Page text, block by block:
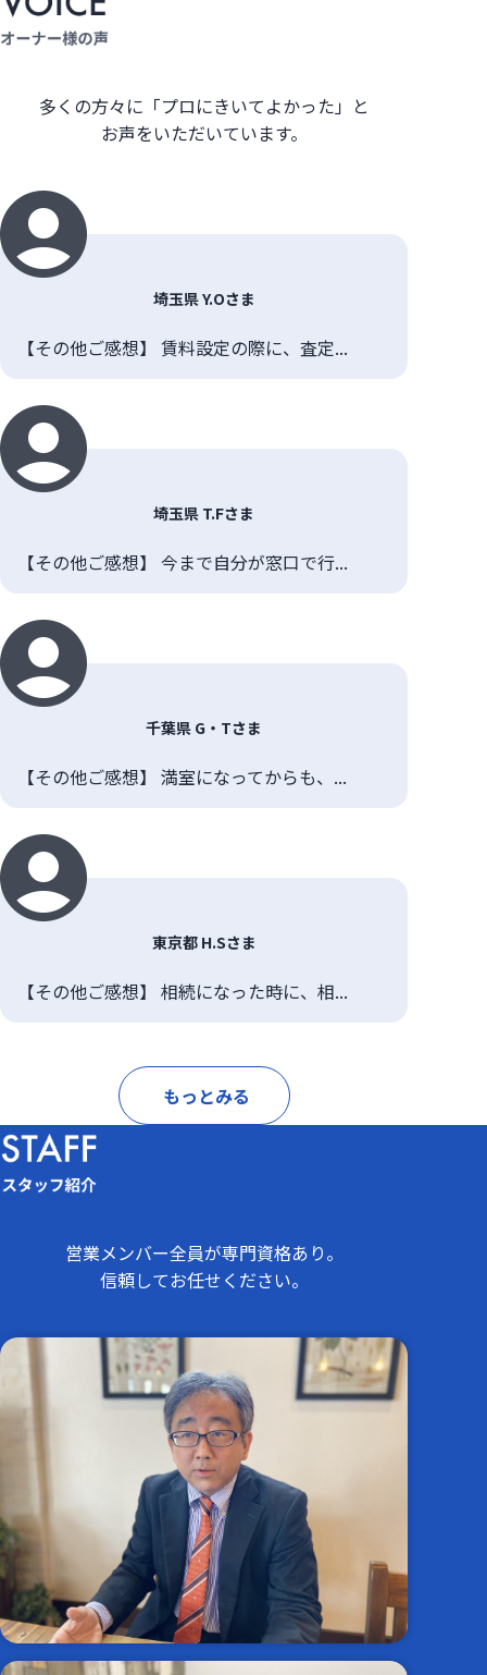
多くの方々に「プロにきいてよかった」と
お声をいただいています。
埼玉県 Y.Oさま
【その他ご感想】 賃料設定の際に、査定...
埼玉県 T.Fさま
【その他ご感想】 今まで自分が窓口で行...
千葉県 G・Tさま
【その他ご感想】 満室になってからも、...
東京都 H.Sさま
【その他ご感想】 相続になった時に、相...
もっとみる
営業メンバー全員が専門資格あり。
信頼してお任せください。